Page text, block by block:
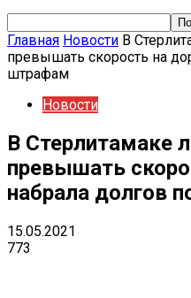
Главная Новости В
превышать скорость на
штрафам
Новости
В Стерлитамаке
превышать
набрала долгов
15.05.2021
773